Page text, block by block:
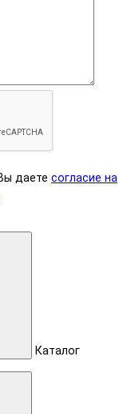
даете согласие на
Каталог